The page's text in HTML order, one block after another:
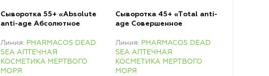
Сыворотка 55+ «Аbsolute
anti-age Абсолютное
для лица и шеи
Линия PHARMACOS DEAD
SEA АПТЕЧНАЯ
КОСМЕТИКА МЕРТВОГО
МОРЯ
Сыворотка 45+ «Тotal anti-
age Совершенное
для лица и шеи
Линия PHARMACOS DEAD
SEA АПТЕЧНАЯ
КОСМЕТИКА МЕРТВОГО
МОРЯ